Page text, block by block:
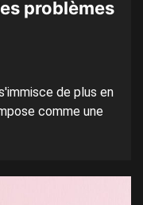
problèmes
de plus en
comme une